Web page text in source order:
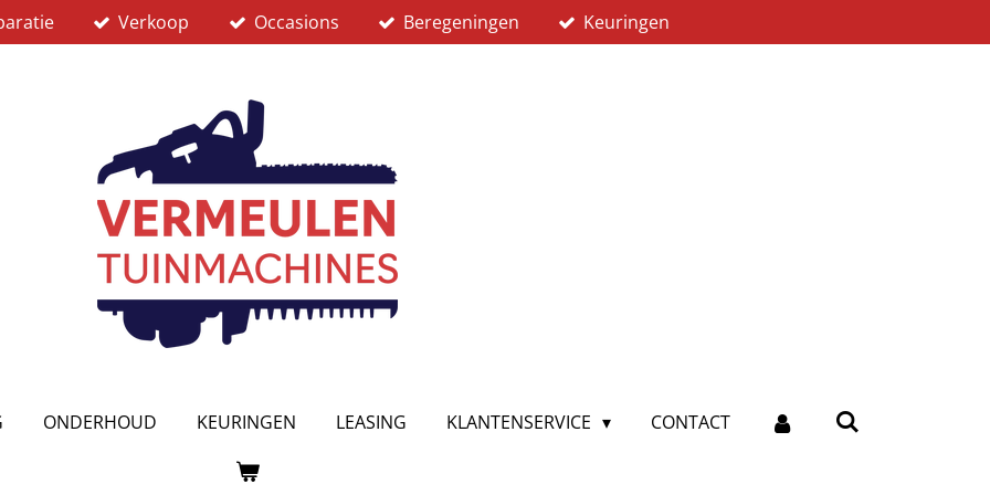
Verkoop Occasions Beregeningen Keuringen
ONDERHOUD KEURINGEN LEASING KLANTENSERVICE CONTACT